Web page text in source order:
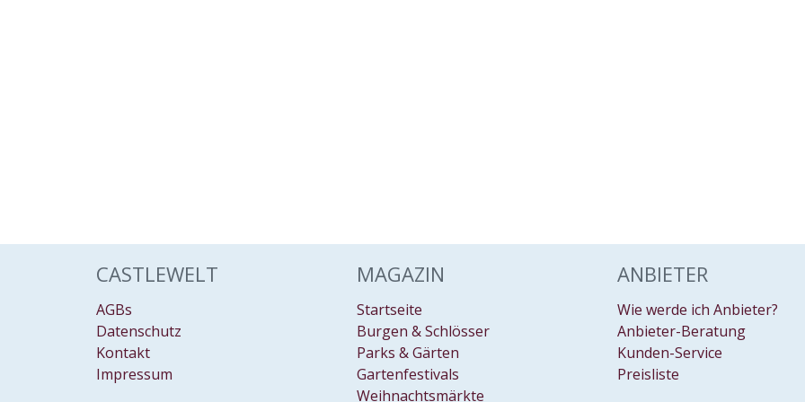
CASTLEWELT
AGBs
Datenschutz
Kontakt
Impressum
MAGAZIN
Startseite
Burgen & Schlösser
Parks & Gärten
Gartenfestivals
Weihnachtsmärkte
ANBIETER
Wie werde ich Anbieter?
Anbieter-Beratung
Kunden-Service
Preisliste